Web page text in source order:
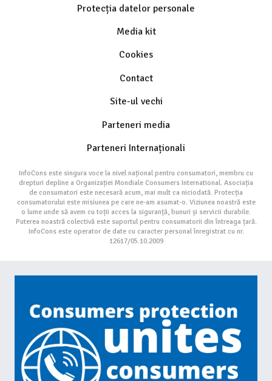
Protecția datelor personale
Media kit
Cookies
Contact
Site-ul vechi
Parteneri media
Parteneri Internaționali
InfoCons este singura voce la nivel național pentru consumatori, membru cu
drepturi depline a Organizației Mondiale Consumers International. Asociația
de consumatori este necesară acum, mai mult ca niciodată. Protecția
consumatorului este misiunea pe care ne-am asumat-o. Viziunea noastră este
o lume unde să avem cu toții acces la siguranță, bunuri și servicii durabile.
Puterea noastră colectivă este suportul pentru consumatorii din întreaga țară.
InfoCons este operator de date cu caracter personal înregistrat cu nr.
12617/05.10.2009